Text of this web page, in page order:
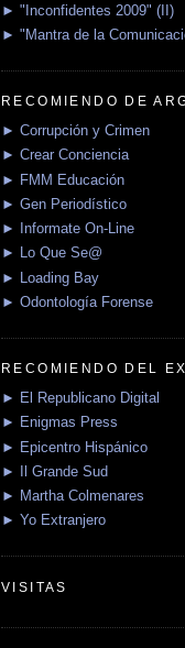
► "Inconfidentes 2009" (II)
► "Mantra de la
RECOMIENDO DE
► Corrupción y Crimen
► Crear Conciencia
► FMM Educación
► Gen Periodístico
► Informate On-Line
► Lo Que Se@
► Loading Bay
► Odontología Forense
RECOMIENDO DEL
► El Republicano Digital
► Enigmas Press
► Epicentro Hispánico
► Il Grande Sud
► Martha Colmenares
► Yo Extranjero
VISITAS